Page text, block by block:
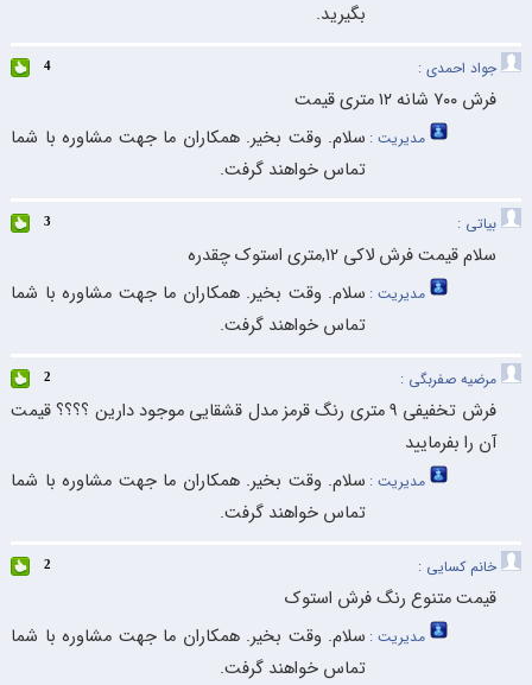
بگیرید.
جواد احمدی : 4
فرش ۷۰۰ شانه ۱۲ متری قیمت
مدیریت : سلام. وقت بخیر. همکاران ما جهت مشاوره با شما
تماس خواهند گرفت.
بیاتی : 3
سلام قیمت فرش لاکی 12,متری استوک چقدره
مدیریت : سلام. وقت بخیر. همکاران ما جهت مشاوره با شما
تماس خواهند گرفت.
مرضیه صفربگی : 2
فرش تخفیفی ۹ متری رنگ قرمز مدل قشقایی موجود دارین ؟؟؟؟ قیمت
آن را بفرمایید
مدیریت : سلام. وقت بخیر. همکاران ما جهت مشاوره با شما
تماس خواهند گرفت.
خانم کسایی : 2
قیمت متنوع رنگ فرش استوک
مدیریت : سلام. وقت بخیر. همکاران ما جهت مشاوره با شما
تماس خواهند گرفت.